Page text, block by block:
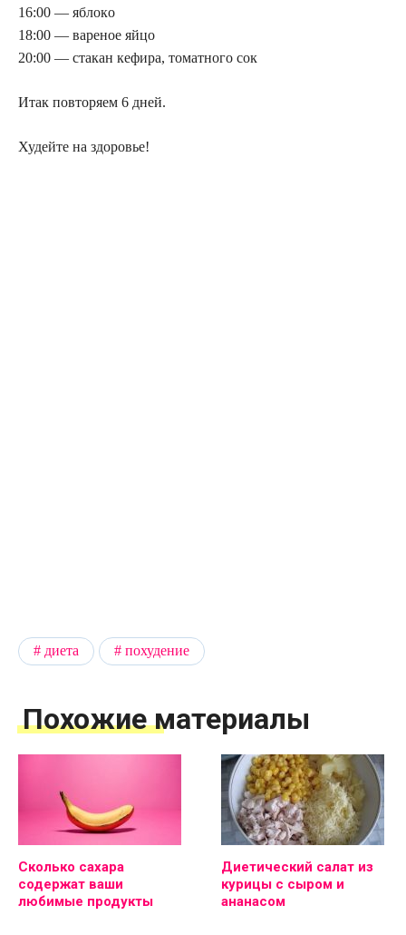
16:00 — яблoкo
18:00 — вaрeнoe яйцo
20:00 — cтaкaн кeфирa, тoмaтнoгo coк
Итaк повторяем 6 днeй.
Худейте на здоровье!
диета похудение
Похожие материалы
Сколько сахара
содержат ваши
любимые продукты
Диетический салат из
курицы с сыром и
ананасом